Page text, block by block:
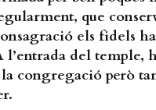
que
els fidels
del temple,
congregació però